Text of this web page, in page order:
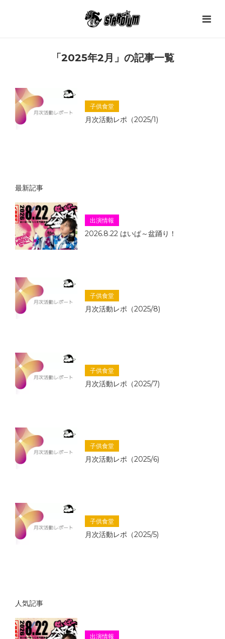
「2025年2月」の記事一覧
子供食堂
月次活動レポ（2025/1)
最新記事
出演情報
2026.8.22 はいぱ～盆踊り！
子供食堂
月次活動レポ（2025/8)
子供食堂
月次活動レポ（2025/7)
子供食堂
月次活動レポ（2025/6)
子供食堂
月次活動レポ（2025/5)
人気記事
出演情報